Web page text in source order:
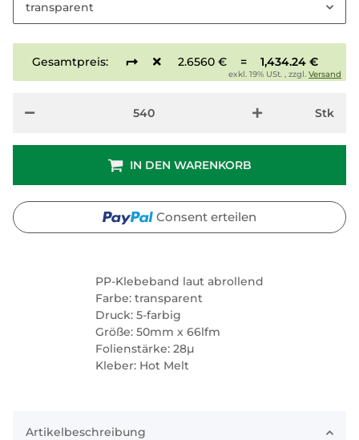
PP-Klebeband laut abrollend
Farbe: transparent
Druck: 5-farbig
Größe: 50mm x 66lfm
Folienstärke: 28µ
Kleber: Hot Melt
transparent
Gesamtpreis: 2.6560 € = 1,434.24 €
exkl. 19% USt. , zzgl. Versand
Stk
IN DEN WARENKORB
Consent erteilen
Artikelbeschreibung